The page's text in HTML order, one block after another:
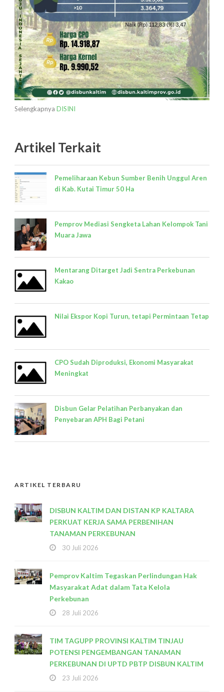
Selengkapnya DISINI
Artikel Terkait
Pemeliharaan Kebun Sumber Benih Unggul Aren
di Kab. Kutai Timur 50 Ha
Pemprov Mediasi Sengketa Lahan Kelompok Tani
Muara Jawa
Mentarang Ditarget Jadi Sentra Perkebunan
Kakao
Nilai Ekspor Kopi Turun, tetapi Permintaan Tetap
CPO Sudah Diproduksi, Ekonomi Masyarakat
Meningkat
Disbun Gelar Pelatihan Perbanyakan dan
Penyebaran APH Bagi Petani
ARTIKEL TERBARU
DISBUN KALTIM DAN DISTAN KP KALTARA
PERKUAT KERJA SAMA PERBENIHAN
TANAMAN PERKEBUNAN
30 Juli 2026
Pemprov Kaltim Tegaskan Perlindungan Hak
Masyarakat Adat dalam Tata Kelola
Perkebunan
28 Juli 2026
TIM TAGUPP PROVINSI KALTIM TINJAU
POTENSI PENGEMBANGAN TANAMAN
PERKEBUNAN DI UPTD PBTP DISBUN KALTIM
23 Juli 2026